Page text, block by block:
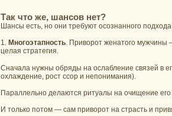
Так что же, шансов нет?
Шансы есть, но они требуют осознанного подхода
1. Многоэтапность. Приворот женатого мужчины
целая стратегия.
Сначала нужны обряды на ослабление связей в
охлаждение, рост ссор и непонимания).
Параллельно делаются ритуалы на очищение его
И только потом — сам приворот на страсть и